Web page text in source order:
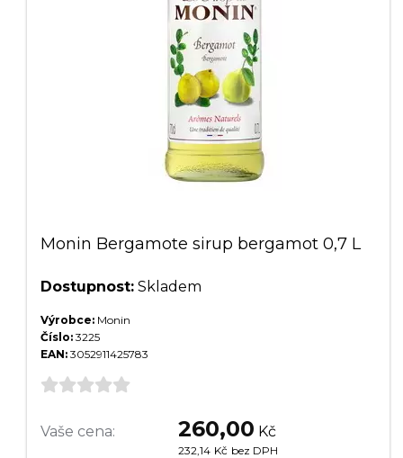
Monin Bergamote sirup bergamot 0,7 L
Dostupnost: Skladem
Výrobce: Monin
Číslo: 3225
EAN: 3052911425783
Vaše cena: 260,00 Kč
232,14 Kč bez DPH